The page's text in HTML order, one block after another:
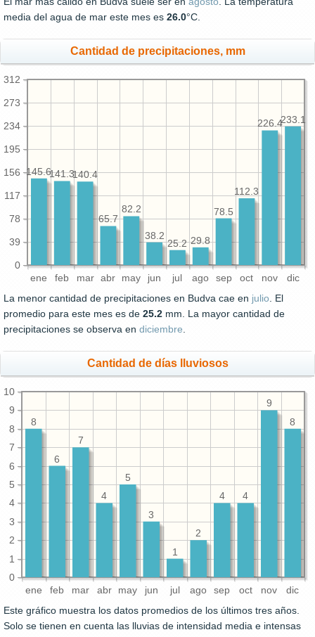
media del agua de mar este mes es 26.0°C.
Cantidad de precipitaciones, mm
ene feb mar abr may jun jul ago sep oct nov dic
0
39
78
117
156
195
234
273
312
233.1
226.4
112.3
78.5
29.8
25.2
38.2
82.2
65.7
140.4
141.3
145.6
La menor cantidad de precipitaciones en Budva cae en julio . El
promedio para este mes es de 25.2 mm. La mayor cantidad de
precipitaciones se observa en diciembre
Cantidad de días lluviosos
ene feb mar abr may jun jul ago sep oct nov dic
0
1
2
3
4
5
6
7
8
9
10
8
9
4
4
2
1
3
5
4
7
6
8
Este gráfico muestra los datos promedios de los últimos tres años.
Solo se tienen en cuenta las lluvias de intensidad media e intensas